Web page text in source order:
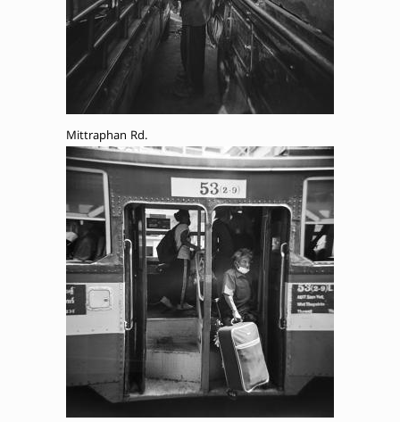
Mittraphan Rd.